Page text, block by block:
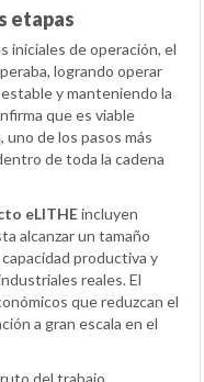
etapas
iniciales de operación, el
logrando operar
y manteniendo la
que es viable
de los pasos más
de toda la cadena
eLITHEincluyen
alcanzar un tamaño
productiva y
reales. El
que reduzcan el
a gran escala en el